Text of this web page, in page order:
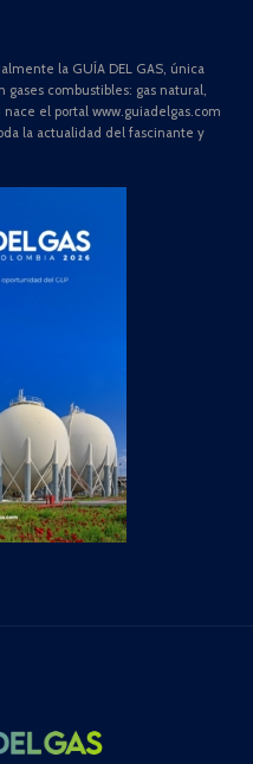
la GUÍA DEL GAS, única
gases combustibles: gas natural,
el portal www.guiadelgas.com
la actualidad del fascinante y